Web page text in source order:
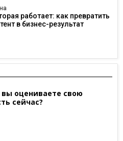
работает: как превратить
в бизнес-результат
оцениваете свою
сейчас?